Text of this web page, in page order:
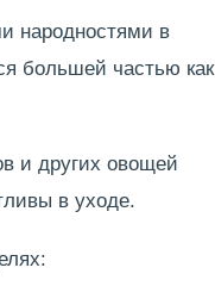
народностями в
большей частью как
и других овощей
в уходе.